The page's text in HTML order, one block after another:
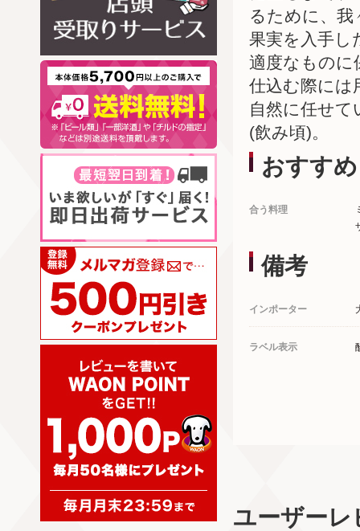
るために、
果実を入手し
適度なものに
仕込む際には
自然に任せ
(飲み頃)。
おすすめ
合う料理
備考
インポーター
ラベル表示
ユーザーレ